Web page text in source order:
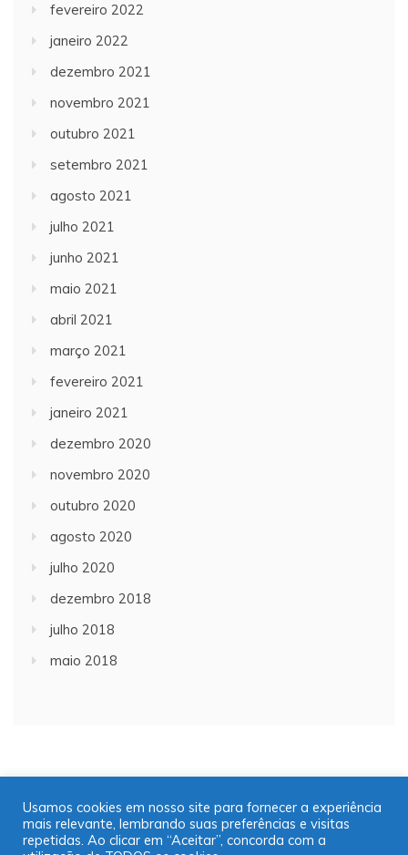
fevereiro 2022
janeiro 2022
dezembro 2021
novembro 2021
outubro 2021
setembro 2021
agosto 2021
julho 2021
junho 2021
maio 2021
abril 2021
março 2021
fevereiro 2021
janeiro 2021
dezembro 2020
novembro 2020
outubro 2020
agosto 2020
julho 2020
dezembro 2018
julho 2018
maio 2018
Copyright © 2001/2021 | JT Jornal A Trombeta | 16
Usamos cookies em nosso site para fornecer a experiência
mais relevante, lembrando suas preferências e visitas
repetidas. Ao clicar em “Aceitar”, concorda com a